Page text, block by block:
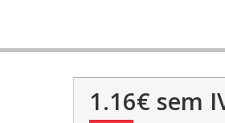
1.16€ sem